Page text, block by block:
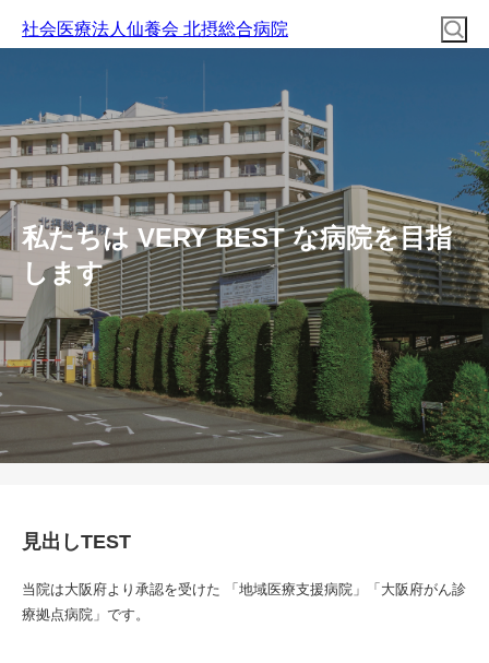
社会医療法人仙養会 北摂総合病院
私たちは VERY BEST な病院を目指
します
見出しTEST
当院は大阪府より承認を受けた 「地域医療支援病院」「大阪府がん診
療拠点病院」です。